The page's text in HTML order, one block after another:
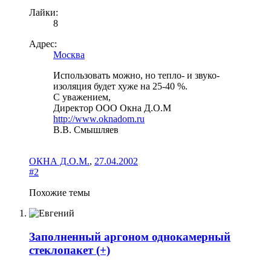
Лайки:
8
Адрес:
Москва
Использовать можно, но тепло- и звуко-
изоляция будет хуже на 25-40 %.
С уважением,
Директор ООО Окна Д.О.М
http://www.oknadom.ru
В.В. Смышляев
ОКНА Д.О.М., 27.04.2002
#2
Похожие темы
Заполненный аргоном однокамерный
стеклопакет (+)